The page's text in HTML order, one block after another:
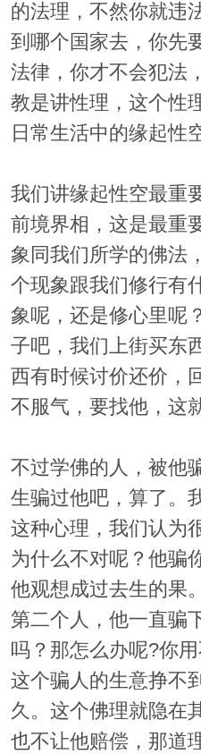
的法理，不然你就违
到哪个国家去，你先
法律，你才不会犯法
教是讲性理，这个性
日常生活中的缘起性
我们讲缘起性空最重
前境界相，这是最重
象同我们所学的佛法
个现象跟我们修行有
象呢，还是修心里呢
子吧，我们上街买东
西有时候讨价还价，
不服气，要找他，这
不过学佛的人，被他
生骗过他吧，算了。
这种心理，我们认为
为什么不对呢？他骗
他观想成过去生的果
第二个人，他一直骗
吗？那怎么办呢?你
这个骗人的生意挣不
久。这个佛理就隐在
也不让他赔偿，那道